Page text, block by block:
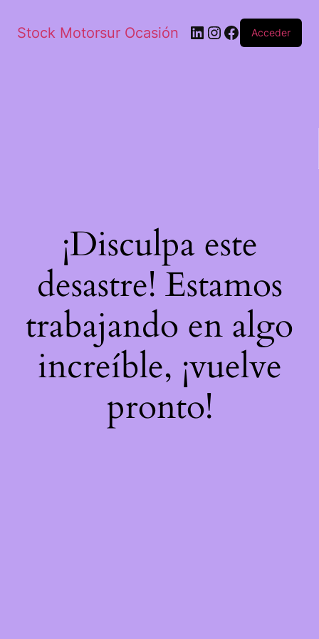
Stock Motorsur Ocasión Acceder
¡Disculpa este
desastre! Estamos
trabajando en algo
increíble, ¡vuelve
pronto!